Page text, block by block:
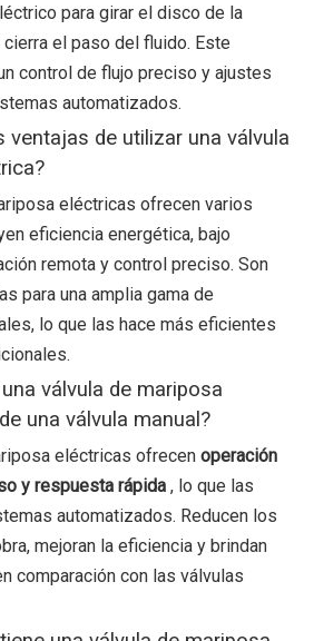
para girar el disco de la
el paso del fluido. Este
control de flujo preciso y ajustes
automatizados.
ventajas de utilizar una válvula
eléctricas ofrecen varios
eficiencia energética, bajo
remota y control preciso. Son
para una amplia gama de
lo que las hace más eficientes
válvula de mariposa
una válvula manual?
eléctricas ofrecen operación
y respuesta rápida , lo que las
automatizados. Reducen los
mejoran la eficiencia y brindan
comparación con las válvulas